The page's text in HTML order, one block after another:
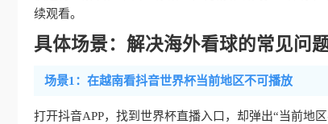
续观看。
具体场景：解决海外看球的常见问
场景1：在越南看抖音世界杯当前地区不可播放
打开抖音APP，找到世界杯直播入口，却弹出“当前地